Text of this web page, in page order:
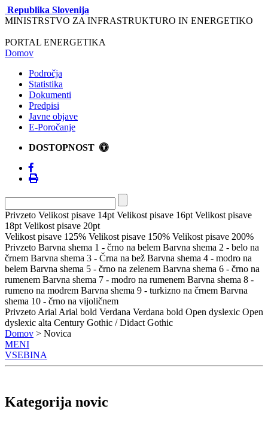
Republika Slovenija
MINISTRSTVO ZA INFRASTRUKTURO IN ENERGETIKO
PORTAL ENERGETIKA
Domov
Področja
Statistika
Dokumenti
Predpisi
Javne objave
E-Poročanje
DOSTOPNOST
Privzeto Velikost pisave 14pt Velikost pisave 16pt Velikost pisave
18pt Velikost pisave 20pt
Velikost pisave 125% Velikost pisave 150% Velikost pisave 200%
Privzeto Barvna shema 1 - črno na belem Barvna shema 2 - belo na
črnem Barvna shema 3 - Črna na bež Barvna shema 4 - modro na
belem Barvna shema 5 - črno na zelenem Barvna shema 6 - črno na
rumenem Barvna shema 7 - modro na rumenem Barvna shema 8 -
rumeno na modrem Barvna shema 9 - turkizno na črnem Barvna
shema 10 - črno na vijoličnem
Privzeto Arial Arial bold Verdana Verdana bold Open dyslexic Open
dyslexic alta Century Gothic / Didact Gothic
Domov > Novica
MENI
VSEBINA
Kategorija novic